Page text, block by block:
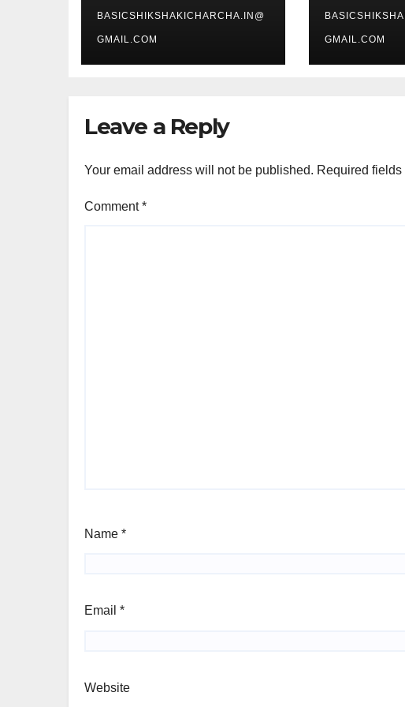
BASICSHIKSHAKICHARCHA.IN@
GMAIL.COM GMAIL.COM
Leave a Reply
Your email address will not be published. Required fields
Comment*
Name *
Email *
Website